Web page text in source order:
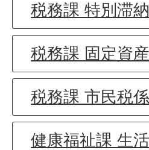
税務課 特別滞
税務課 固定資
税務課 市民税係
健康福祉課 生